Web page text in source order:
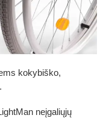
kokybiško,
neįgaliųjų